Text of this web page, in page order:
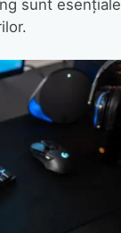
sunt esențiale